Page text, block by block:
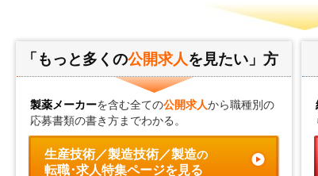
「もっと多くの公開求人を見たい」方
製薬メーカーを含む全ての公開求人から職種別の
応募書類の書き方までわかる。
生産技術／製造技術／製造の
転職･求人特集ページを見る